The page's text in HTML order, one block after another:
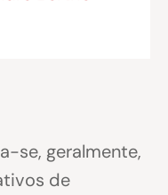
se, geralmente,
de